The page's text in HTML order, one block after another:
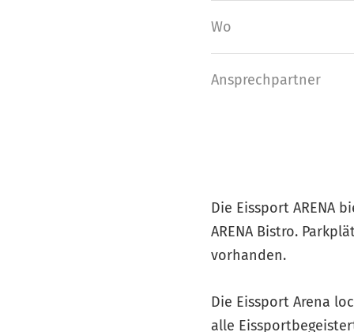
Wo
Ansprech­partner
Die Eissport ARENA
ARENA Bistro.
vorhanden.
Die Eissport Arena
alle